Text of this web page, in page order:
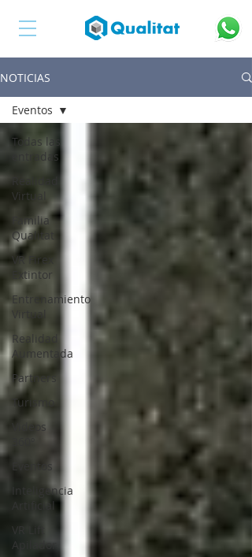
NOTICIAS
Todas las
entradas
Realidad
Virtual
Familia
Qualitat
VR Firex
Extintor
Entrenamiento
Virtual
Realidad
Aumentada
Partners
Turismo
Videos
Eventos
Inteligencia
Artificial
VR Lift
Apilador
Eventos